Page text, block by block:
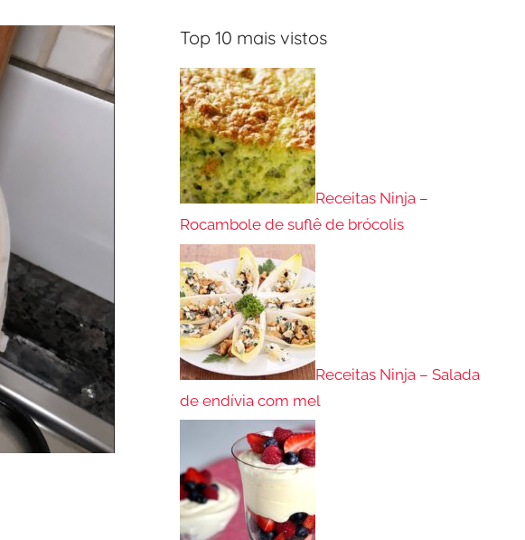
Top 10 mais vistos
Receitas Ninja –
Rocambole de suflê de brócolis
Receitas Ninja – Salada
de endívia com mel